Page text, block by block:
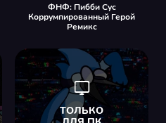
ФНФ: Пибби Сус
Коррумпированный Герой
Ремикс